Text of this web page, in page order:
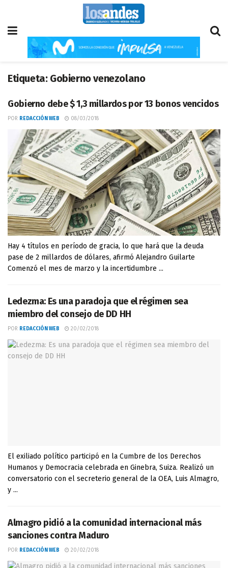
Etiqueta: Gobierno venezolano
Gobierno debe $ 1,3 millardos por 13 bonos vencidos
POR REDACCIÓN WEB 08/03/2018
Hay 4 títulos en período de gracia, lo que hará que la deuda
pase de 2 millardos de dólares, afirmó Alejandro Guilarte
Comenzó el mes de marzo y la incertidumbre ...
Ledezma: Es una paradoja que el régimen sea
miembro del consejo de DD HH
POR REDACCIÓN WEB 20/02/2018
El exiliado político participó en la Cumbre de los Derechos
Humanos y Democracia celebrada en Ginebra, Suiza. Realizó un
conversatorio con el secreterio general de la OEA, Luis Almagro,
y ...
Almagro pidió a la comunidad internacional más
sanciones contra Maduro
POR REDACCIÓN WEB 20/02/2018